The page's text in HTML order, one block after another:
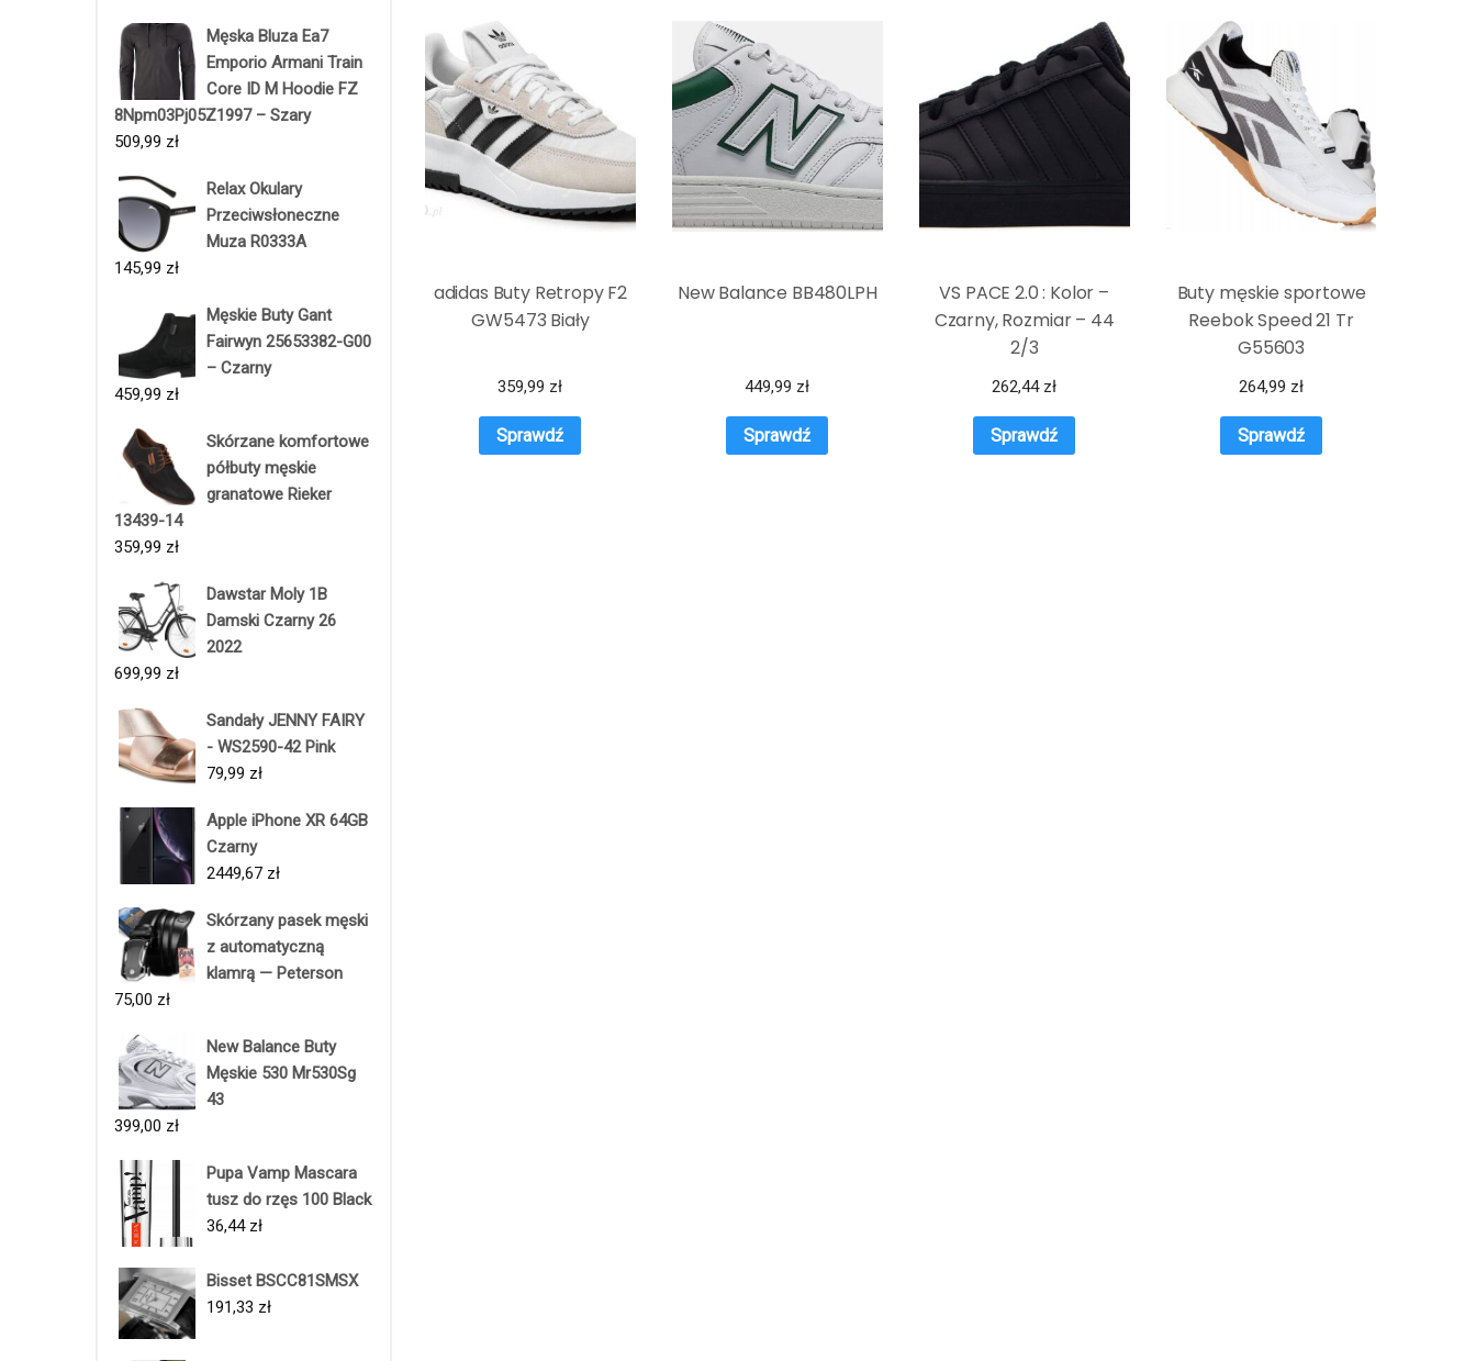
Męska Bluza Ea7
Emporio Armani Train
Core ID M Hoodie FZ
8Npm03Pj05Z1997 – Szary
509,99 zł
Relax Okulary
Przeciwsłoneczne
Muza R0333A
145,99 zł
Męskie Buty Gant
Fairwyn 25653382-G00
– Czarny
459,99 zł
Skórzane komfortowe
półbuty męskie
granatowe Rieker
13439-14
359,99 zł
Dawstar Moly 1B
Damski Czarny 26
2022
699,99 zł
Sandały JENNY FAIRY
- WS2590-42 Pink
79,99 zł
Apple iPhone XR 64GB
Czarny
2449,67 zł
Skórzany pasek męski
z automatyczną
klamrą — Peterson
75,00 zł
New Balance Buty
Męskie 530 Mr530Sg
43
399,00 zł
Pupa Vamp Mascara
tusz do rzęs 100 Black
36,44 zł
Bisset BSCC81SMSX
191,33 zł
adidas Buty Retropy F2
GW5473 Biały
359,99 zł
Sprawdź
New Balance BB480LPH
449,99 zł
Sprawdź
VS PACE 2.0 : Kolor –
Czarny, Rozmiar – 44
2/3
262,44 zł
Sprawdź
Buty męskie sportowe
Reebok Speed 21 Tr
G55603
264,99 zł
Sprawdź